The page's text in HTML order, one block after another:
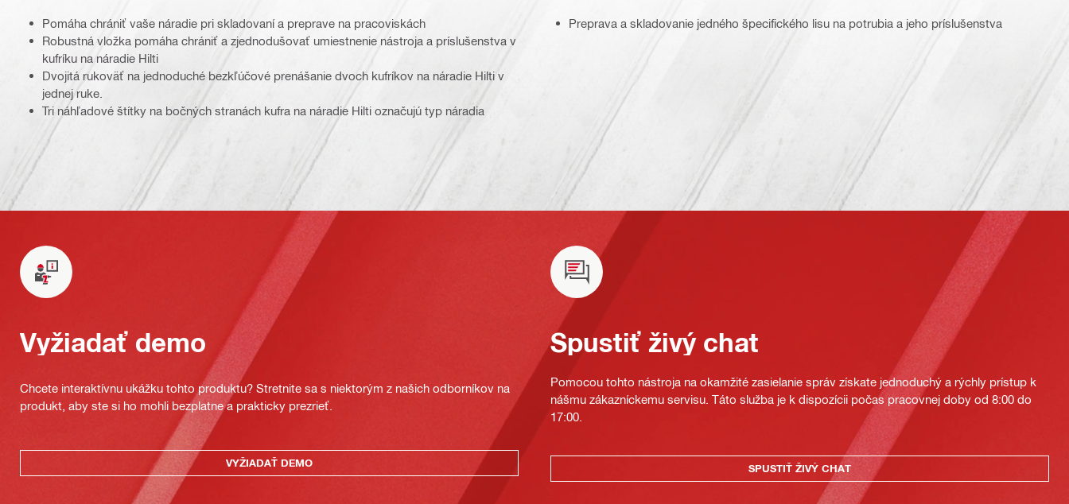
Pomáha chrániť vaše náradie pri skladovaní a preprave na pracoviskách
Robustná vložka pomáha chrániť a zjednodušovať umiestnenie nástroja a príslušenstva v
kufríku na náradie Hilti
Dvojitá rukoväť na jednoduché bezkľúčové prenášanie dvoch kufríkov na náradie Hilti v
jednej ruke.
Tri náhľadové štítky na bočných stranách kufra na náradie Hilti označujú typ náradia
Preprava a skladovanie jedného špecifického lisu na potrubia a jeho príslušenstva
Vyžiadať demo
Chcete interaktívnu ukážku tohto produktu? Stretnite sa s niektorým z našich odborníkov na
produkt, aby ste si ho mohli bezplatne a prakticky prezrieť.
VYŽIADAŤ DEMO
Spustiť živý chat
Pomocou tohto nástroja na okamžité zasielanie správ získate jednoduchý a rýchly prístup k
nášmu zákazníckemu servisu. Táto služba je k dispozícii počas pracovnej doby od 8:00 do
17:00.
SPUSTIŤ ŽIVÝ CHAT